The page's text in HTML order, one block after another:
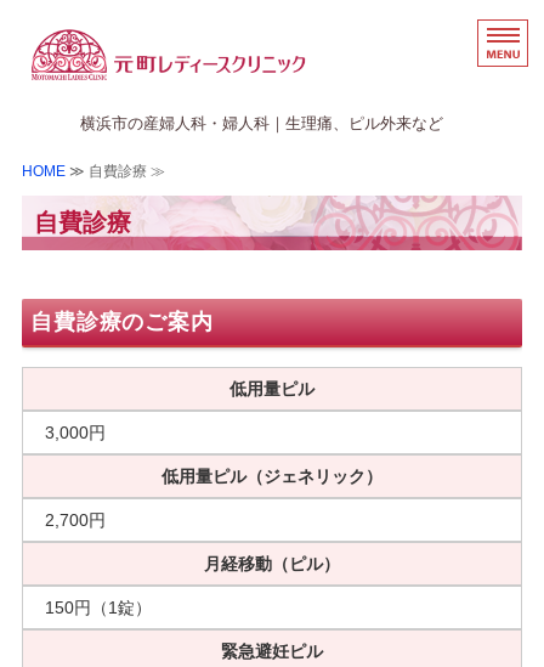
横浜の婦人科・産婦人科
横浜市の産婦人科・婦人科｜生理痛、ピル外来など
医院案内
アクセス
HOME≫ 自費診療 ≫
自費診療
自費診療のご案内
低用量ピル
3,000円
低用量ピル（ジェネリック）
2,700円
月経移動（ピル）
150円（1錠）
緊急避妊ピル